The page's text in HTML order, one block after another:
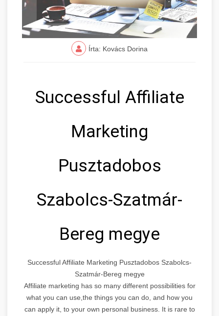
Írta: Kovács Dorina
Successful Affiliate
Marketing
Pusztadobos
Szabolcs-Szatmár-
Bereg megye
Successful Affiliate Marketing Pusztadobos Szabolcs-
Szatmár-Bereg megye
Affiliate marketing has so many different possibilities for
what you can use,the things you can do, and how you
can apply it, to your own personal business. It is rare to